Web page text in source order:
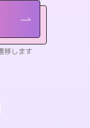
移します